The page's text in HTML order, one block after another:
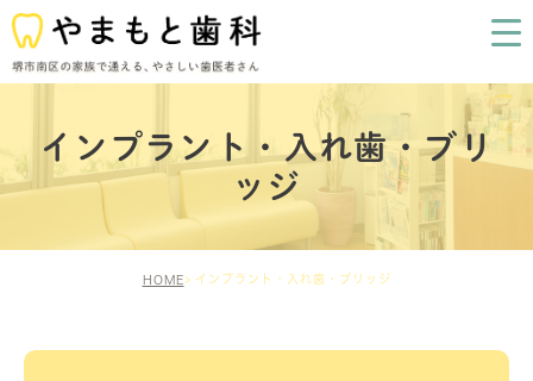
インプラント・入れ歯・ブリ
ッジ
HOME インプラント・入れ歯・ブリッジ